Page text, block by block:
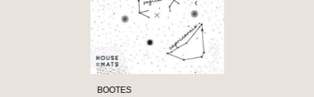
BOOTES